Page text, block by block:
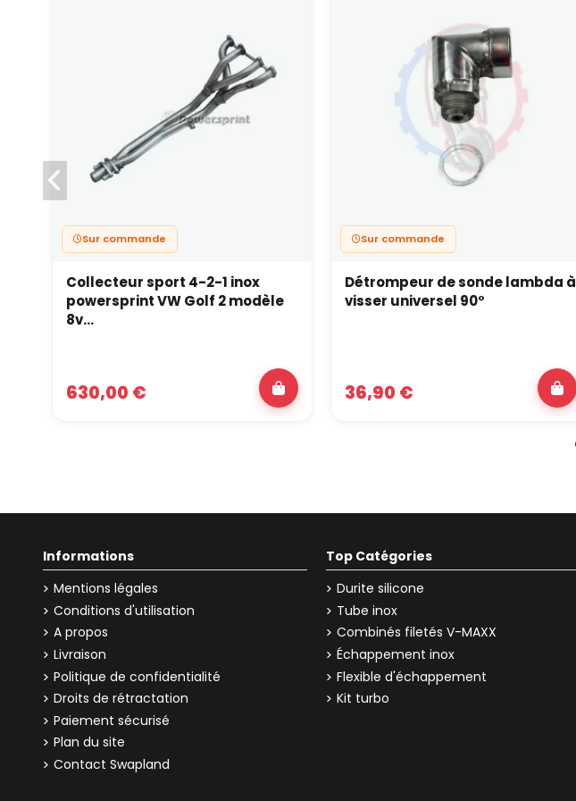
Sur commande
Collecteur sport 4-2-1 inox
powersprint VW Golf 2 modèle
8v...
630,00 €
Sur commande
Détrompeur de sonde lambda à
visser universel 90°
36,90 €
Informations
Mentions légales
Conditions d'utilisation
A propos
Livraison
Politique de confidentialité
Droits de rétractation
Paiement sécurisé
Plan du site
Contact Swapland
Top Catégories
Durite silicone
Tube inox
Combinés filetés V-MAXX
Échappement inox
Flexible d'échappement
Kit turbo